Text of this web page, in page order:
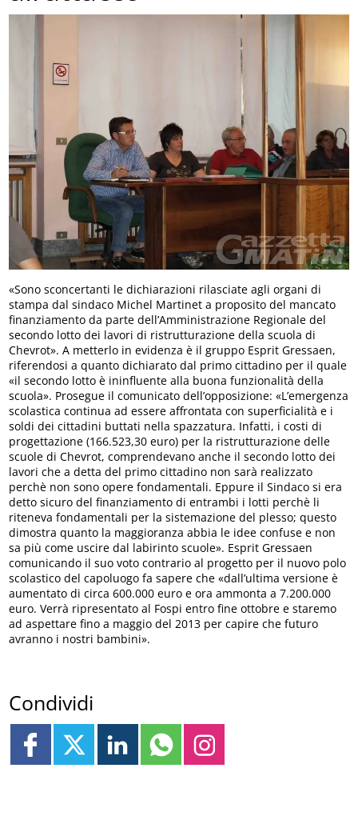
«Sono sconcertanti le dichiarazioni rilasciate agli organi di
stampa dal sindaco Michel Martinet a proposito del mancato
finanziamento da parte dell’Amministrazione Regionale del
secondo lotto dei lavori di ristrutturazione della scuola di
Chevrot». A metterlo in evidenza è il gruppo Esprit Gressaen,
riferendosi a quanto dichiarato dal primo cittadino per il quale
«il secondo lotto è ininfluente alla buona funzionalità della
scuola». Prosegue il comunicato dell’opposizione: «L’emergenza
scolastica continua ad essere affrontata con superficialità e i
soldi dei cittadini buttati nella spazzatura. Infatti, i costi di
progettazione (166.523,30 euro) per la ristrutturazione delle
scuole di Chevrot, comprendevano anche il secondo lotto dei
lavori che a detta del primo cittadino non sarà realizzato
perchè non sono opere fondamentali. Eppure il Sindaco si era
detto sicuro del finanziamento di entrambi i lotti perchè li
riteneva fondamentali per la sistemazione del plesso; questo
dimostra quanto la maggioranza abbia le idee confuse e non
sa più come uscire dal labirinto scuole». Esprit Gressaen
comunicando il suo voto contrario al progetto per il nuovo polo
scolastico del capoluogo fa sapere che «dall’ultima versione è
aumentato di circa 600.000 euro e ora ammonta a 7.200.000
euro. Verrà ripresentato al Fospi entro fine ottobre e staremo
ad aspettare fino a maggio del 2013 per capire che futuro
avranno i nostri bambini».
Condividi